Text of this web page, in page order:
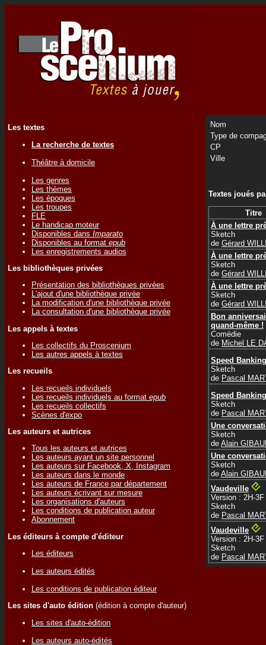
Les textes
La recherche de textes
Théâtre à domicile
Les genres
Les thèmes
Les époques
Les troupes
FLE
Le handicap moteur
Disponibles dans Imparato
Disponibles au format epub
Les enregistrements audios
Les bibliothèques privées
Présentation des bibliothèques privées
L'ajout d'une bibliothèque privée
La modification d'une bibliothèque privée
La consultation d'une bibliothèque privée
Les appels à textes
Les collectifs du Proscenium
Les autres appels à textes
Les recueils
Les recueils individuels
Les recueils individuels au format epub
Les recueils collectifs
Scènes d'expo
Les auteurs et autrices
Tous les auteurs et autrices
Les auteurs ayant un site personnel
Les auteurs sur Facebook, X, Instagram
Les auteurs dans le monde
Les auteurs de France par département
Les auteurs écrivant sur mesure
Les organisations d'auteurs
Les conditions de publication auteur
Abonnement
Les éditeurs à compte d'éditeur
Les éditeurs
Les auteurs édités
Les conditions de publication éditeur
Les sites d'auto édition (édition à compte d'auteur)
Les sites d'auto-édition
Les auteurs auto-édités
Nom
Type de
CP
Ville
Textes joués
Titre
À une lettre
Sketch
de Gérard
À une lettre
Sketch
de Gérard
À une lettre
Sketch
de Gérard
Bon
quand-même !
Comédie
de Michel LE
Speed Banking
Sketch
de Pascal
Speed Banking
Sketch
de Pascal
Une
Sketch
de Alain
Une
Sketch
de Alain
Vaudeville
Version : 2H-3F
Sketch
de Pascal
Vaudeville
Version : 2H-3F
Sketch
de Pascal